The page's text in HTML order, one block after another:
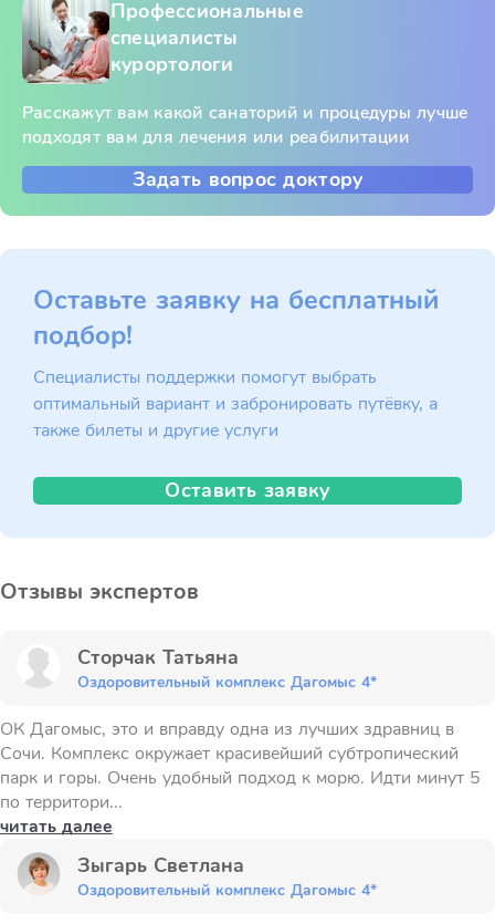
Профессиональные
специалисты
курортологи
Расскажут вам какой санаторий и процедуры лучше
подходят вам для лечения или реабилитации
Задать вопрос доктору
Оставьте заявку на бесплатный
подбор!
Специалисты поддержки помогут выбрать
оптимальный вариант и забронировать путёвку, а
также билеты и другие услуги
Оставить заявку
Отзывы экспертов
Сторчак Татьяна
Оздоровительный комплекс Дагомыс 4*
ОК Дагомыс, это и вправду одна из лучших здравниц в
Сочи. Комплекс окружает красивейший субтропический
парк и горы. Очень удобный подход к морю. Идти минут 5
по территори...
читать далее
Зыгарь Светлана
Оздоровительный комплекс Дагомыс 4*